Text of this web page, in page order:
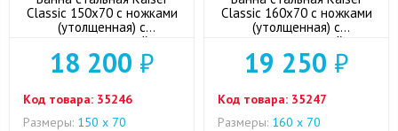
Classic 150x70 с ножками
(утолщенная) с
шумоизоляцией
18 200 ₽
Код товара: 35246
Размеры: 150 х 70
Classic 160x70 с ножками
(утолщенная) с
шумоизоляцией
19 250 ₽
Код товара: 35247
Размеры: 160 х 70